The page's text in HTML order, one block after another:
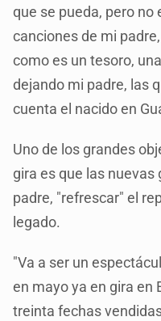
que se pueda, pero
canciones de mi
como es un tesoro,
dejando mi padre, las
cuenta el nacido en
Uno de los grandes
gira es que las
padre, "refrescar" el
legado.
"Va a ser un
en mayo ya en gira en
treinta fechas